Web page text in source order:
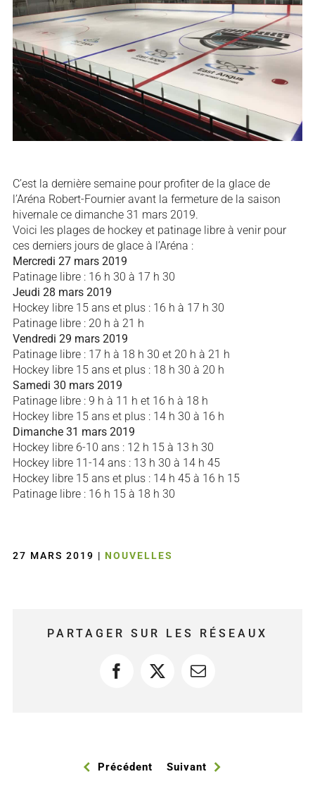
C’est la dernière semaine pour profiter de la glace de
l’Aréna Robert-Fournier avant la fermeture de la saison
hivernale ce dimanche 31 mars 2019.
Voici les plages de hockey et patinage libre à venir pour
ces derniers jours de glace à l’Aréna :
Mercredi 27 mars 2019
Patinage libre : 16 h 30 à 17 h 30
Jeudi 28 mars 2019
Hockey libre 15 ans et plus : 16 h à 17 h 30
Patinage libre : 20 h à 21 h
Vendredi 29 mars 2019
Patinage libre : 17 h à 18 h 30 et 20 h à 21 h
Hockey libre 15 ans et plus : 18 h 30 à 20 h
Samedi 30 mars 2019
Patinage libre : 9 h à 11 h et 16 h à 18 h
Hockey libre 15 ans et plus : 14 h 30 à 16 h
Dimanche 31 mars 2019
Hockey libre 6-10 ans : 12 h 15 à 13 h 30
Hockey libre 11-14 ans : 13 h 30 à 14 h 45
Hockey libre 15 ans et plus : 14 h 45 à 16 h 15
Patinage libre : 16 h 15 à 18 h 30
27 MARS 2019 | NOUVELLES
PARTAGER SUR LES RÉSEAUX
Facebook
X Courriel
Précédent Suivant